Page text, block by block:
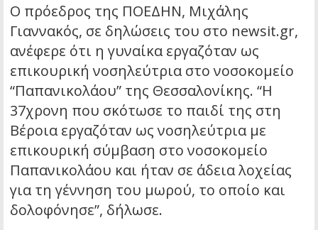
Ο πρόεδρος της ΠΟΕΔΗΝ, Μιχάλης
Γιαννακός, σε δηλώσεις του στο newsit.gr,
ανέφερε ότι η γυναίκα εργαζόταν ως
επικουρική νοσηλεύτρια στο νοσοκομείο
“Παπανικολάου” της Θεσσαλονίκης. “Η
37χρονη που σκότωσε το παιδί της στη
Βέροια εργαζόταν ως νοσηλεύτρια με
επικουρική σύμβαση στο νοσοκομείο
Παπανικολάου και ήταν σε άδεια λοχείας
για τη γέννηση του μωρού, το οποίο και
δολοφόνησε”, δήλωσε.